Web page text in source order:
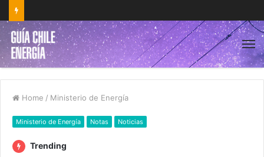
Home / Ministerio de Energía
Ministerio de Energía Notas Noticias
Trending